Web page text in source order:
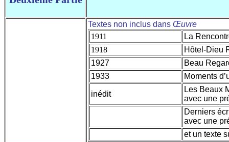
Textes non inclus dans Œuvre
1911
La
1918
Hôtel-Dieu
1927
Beau
1933
Moments
inédit
Les Beaux
avec une
Derniers
avec une
et un texte